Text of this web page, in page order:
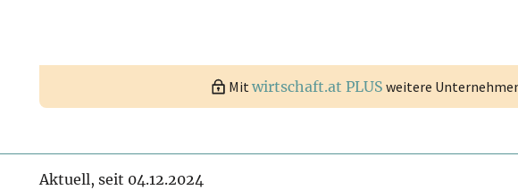
Mitwirtschaft.at PLUS weitere
Aktuell, seit 04.12.2024